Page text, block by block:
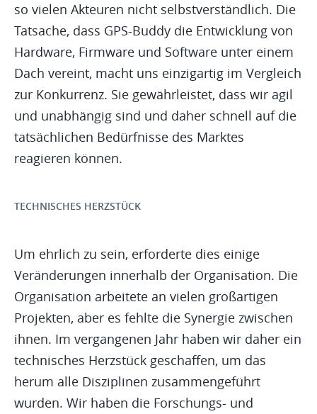
so vielen Akteuren nicht selbstverständlich. Die
Tatsache, dass GPS-Buddy die Entwicklung von
Hardware, Firmware und Software unter einem
Dach vereint, macht uns einzigartig im Vergleich
zur Konkurrenz. Sie gewährleistet, dass wir agil
und unabhängig sind und daher schnell auf die
tatsächlichen Bedürfnisse des Marktes
reagieren können.
TECHNISCHES HERZSTÜCK
Um ehrlich zu sein, erforderte dies einige
Veränderungen innerhalb der Organisation. Die
Organisation arbeitete an vielen großartigen
Projekten, aber es fehlte die Synergie zwischen
ihnen. Im vergangenen Jahr haben wir daher ein
technisches Herzstück geschaffen, um das
herum alle Disziplinen zusammengeführt
wurden. Wir haben die Forschungs- und